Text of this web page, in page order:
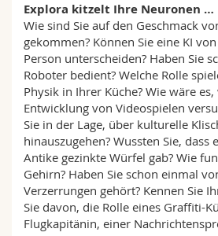
Explora kitzelt Ihre Neuronen …
Wie sind Sie auf den Geschmack
gekommen? Können Sie eine KI
Person unterscheiden? Haben Sie
Roboter bedient? Welche Rolle
Physik in Ihrer Küche? Wie wäre
Entwicklung von Videospielen
Sie in der Lage, über kulturelle
hinauszugehen? Wussten Sie, dass
Antike gezinkte Würfel gab? Wie
Gehirn? Haben Sie schon einmal
Verzerrungen gehört? Kennen Sie
Sie davon, die Rolle eines Graffiti-
Flugkapitänin, einer